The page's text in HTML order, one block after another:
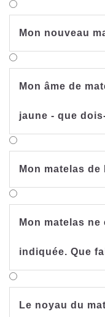
Mon nouveau
Mon âme de
jaune - que
Mon matelas
Mon matelas
indiquée. Que
Le noyau du